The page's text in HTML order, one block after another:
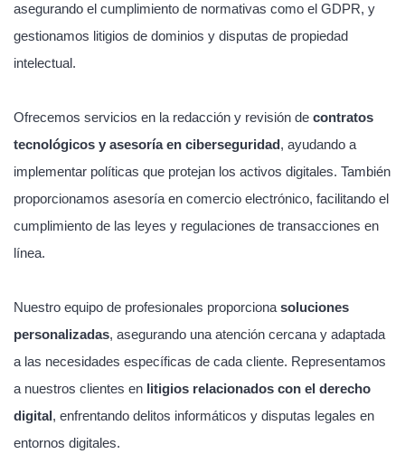
asegurando el cumplimiento de normativas como el GDPR, y
gestionamos litigios de dominios y disputas de propiedad
intelectual.
Ofrecemos servicios en la redacción y revisión de contratos
tecnológicos y asesoría en ciberseguridad, ayudando a
implementar políticas que protejan los activos digitales. También
proporcionamos asesoría en comercio electrónico, facilitando el
cumplimiento de las leyes y regulaciones de transacciones en
línea.
Nuestro equipo de profesionales proporciona soluciones
personalizadas, asegurando una atención cercana y adaptada
a las necesidades específicas de cada cliente. Representamos
a nuestros clientes en litigios relacionados con el derecho
digital, enfrentando delitos informáticos y disputas legales en
entornos digitales.